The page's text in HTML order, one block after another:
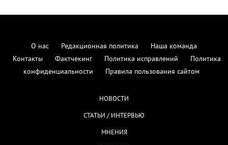
О нас Редакционная политика
Наша команда
Контакты
Фактчекинг Политика исправлений
Политика
конфиденциальности
Правила пользования сайтом
НОВОСТИ
СТАТЬИ / ИНТЕРВЬЮ
МНЕНИЯ